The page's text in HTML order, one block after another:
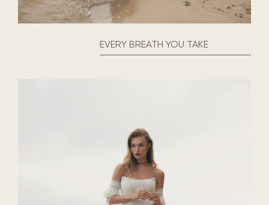
EVERY BREATH YOU TAKE